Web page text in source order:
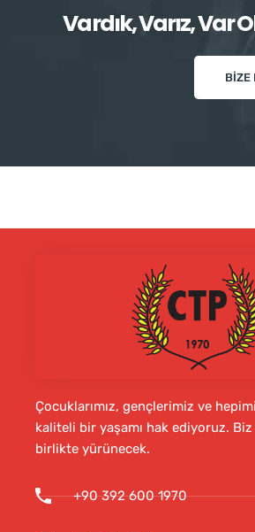
Vardık, Varız, Var
BIZE
Çocuklarımız, gençlerimiz ve
kaliteli bir yaşamı hak ediyoruz. Biz
birlikte yürünecek.
+90 392 600 1970